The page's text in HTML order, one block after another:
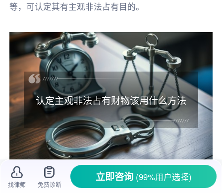
等，可认定其有主观非法占有目的。
认定主观非法占有财物该用什么方法
在生活里，经常会遇到一些财物纠纷，其中
找律师 免费诊断
立即咨询 (99%用户选择)